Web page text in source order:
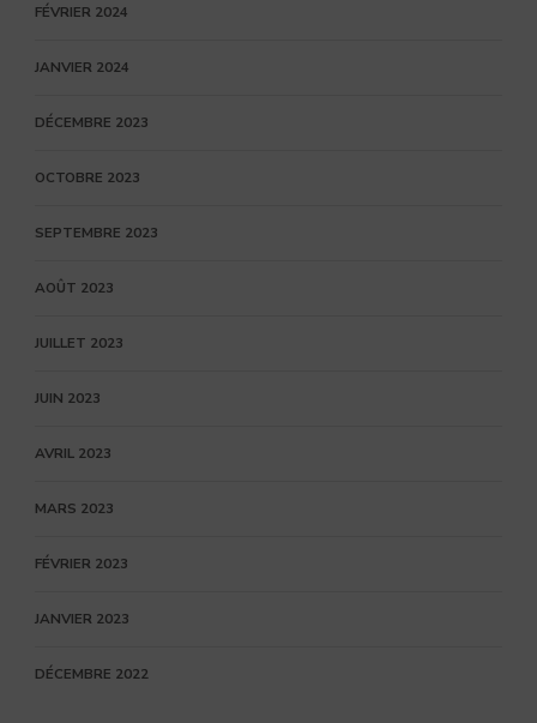
FÉVRIER 2024
JANVIER 2024
DÉCEMBRE 2023
OCTOBRE 2023
SEPTEMBRE 2023
AOÛT 2023
JUILLET 2023
JUIN 2023
AVRIL 2023
MARS 2023
FÉVRIER 2023
JANVIER 2023
DÉCEMBRE 2022